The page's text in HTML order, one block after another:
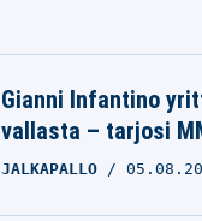
Gianni Infantino
vallasta – tarjosi
JALKAPALLO